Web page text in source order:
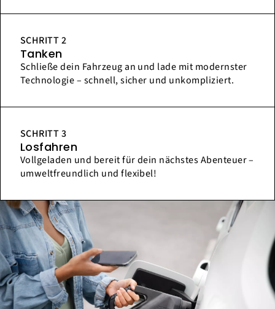
SCHRITT 2
Tanken
Schließe dein Fahrzeug an und lade mit modernster
Technologie – schnell, sicher und unkompliziert.
SCHRITT 3
Losfahren
Vollgeladen und bereit für dein nächstes Abenteuer –
umweltfreundlich und flexibel!